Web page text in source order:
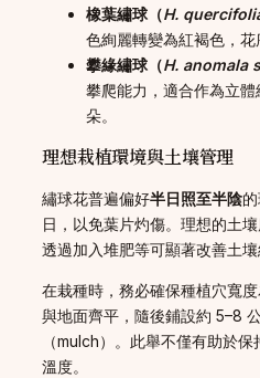
橡葉繡球（H.
色絢麗轉變為紅褐色，花
攀緣繡球（H. anomala
攀爬能力，適合作為立
朵。
理想栽植環境與土壤管理
繡球花普遍偏好半日照至半陰
日，以免葉片灼傷。理想的土
透過加入堆肥等可顯著改善土壤
在栽種時，務必確保種植穴寬
與地面齊平，隨後鋪設約 5–8
（mulch）。此舉不僅有助於
溫度。